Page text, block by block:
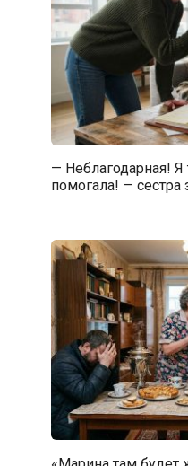
— Неблагодарная!
помогала! — сестра